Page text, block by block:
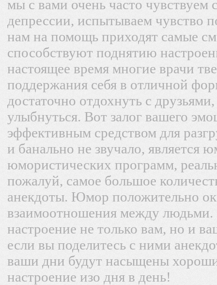
мы с вами очень часто чувствуем
депрессии, испытываем чувство
нам на помощь приходят самые
способствуют поднятию
настоящее время многие врачи
поддержания себя в отличной
достаточно отдохнуть с
улыбнуться. Вот залог вашего
эффективным средством для
и банально не звучало, является
юмористических программ,
пожалуй, самое большое
анекдоты. Юмор положительно
взаимоотношения между
настроение не только вам, но и
если вы поделитесь с ними
ваши дни будут насыщены
настроение изо дня в день!